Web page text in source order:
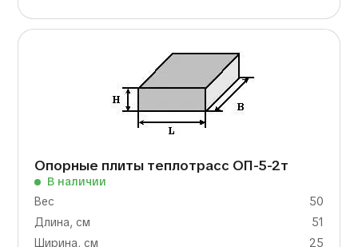
Опорные плиты теплотрасс ОП-5-2т
В наличии
Вес
50
Длина, см
51
Ширина, см
25